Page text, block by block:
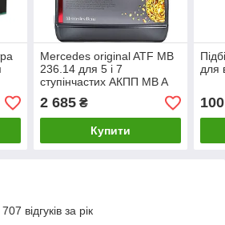
Mercedes original ATF MB
236.14 для 5 і 7
ступінчастих АКПП MB A
трансмісійне
2 685₴
Купити
для
100
відгуків за рік